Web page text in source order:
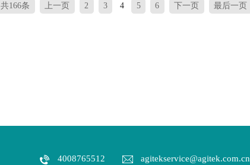
共166条 上一页 2 3 4 5 6 下一页 最后一页
4008765512 agitekservice@agitek.com.cn